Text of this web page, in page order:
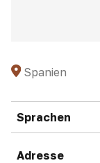
Spanien
Sprachen
Adresse